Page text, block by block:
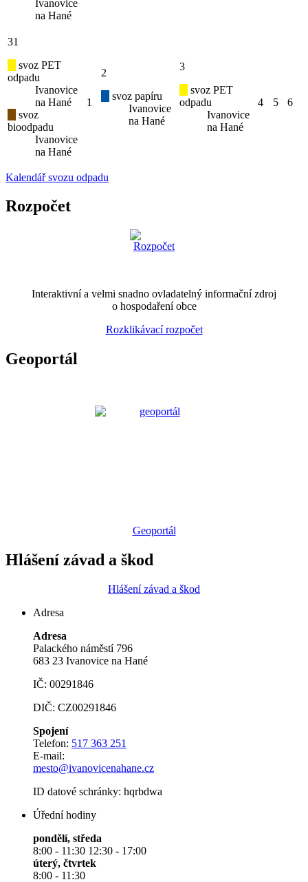
Ivanovice
na Hané
31
svoz PET
odpadu
Ivanovice
na Hané
svoz
bioodpadu
Ivanovice
na Hané
1
2
svoz papíru
Ivanovice
na Hané
3
svoz PET
odpadu
Ivanovice
na Hané
4 5 6
Kalendář svozu odpadu
Rozpočet
Interaktivní a velmi snadno ovladatelný informační zdroj
o hospodaření obce
Rozklikávací rozpočet
Geoportál
Geoportál
Hlášení závad a škod
Hlášení závad a škod
Adresa
Adresa
Palackého náměstí 796
683 23 Ivanovice na Hané
IČ: 00291846
DIČ: CZ00291846
Spojení
Telefon: 517 363 251
E-mail:
mesto@ivanovicenahane.cz
ID datové schránky: hqrbdwa
Úřední hodiny
pondělí, středa
8:00 - 11:30 12:30 - 17:00
úterý, čtvrtek
8:00 - 11:30